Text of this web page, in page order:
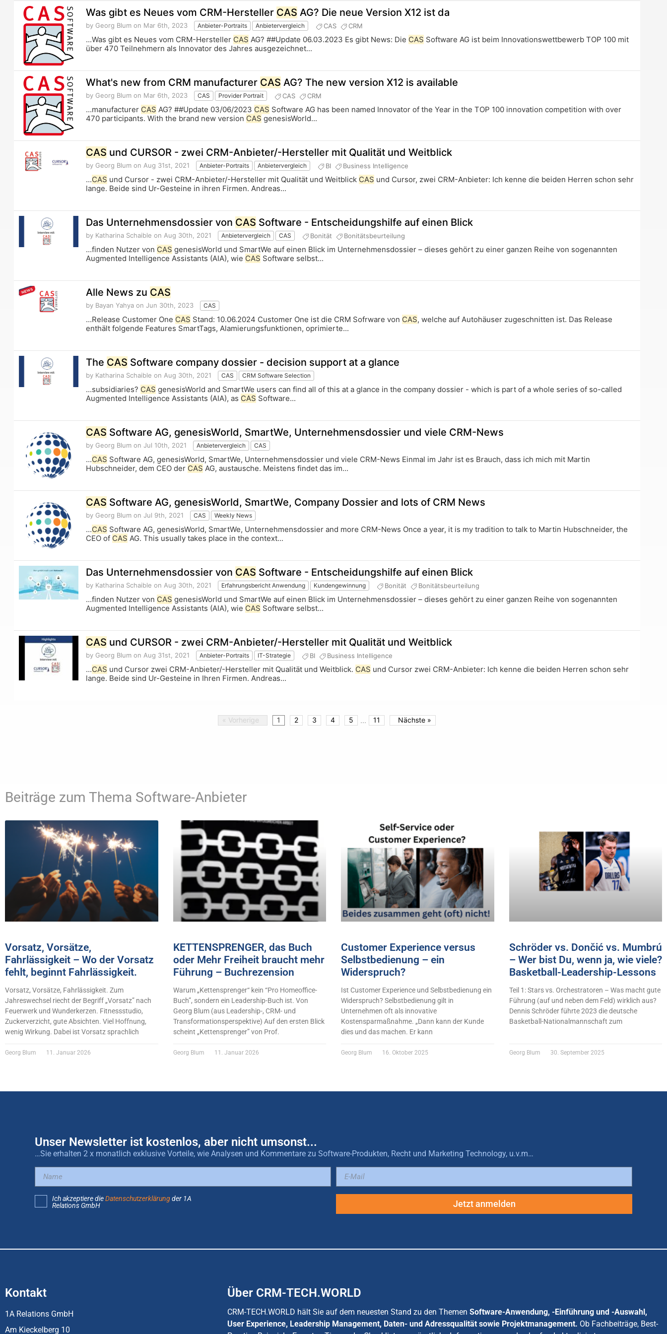
Was gibt es Neues vom CRM-Hersteller CAS AG? Die neue Version X12 ist da
by Georg Blum on Mar 6th, 2023 Anbieter-Portraits Anbietervergleich CAS CRM
...Was gibt es Neues vom CRM-Hersteller CAS AG? ##Update 06.03.2023 Es gibt News: Die CAS Software AG ist beim Innovationswettbewerb TOP 100 mit
über 470 Teilnehmern als Innovator des Jahres ausgezeichnet...
What's new from CRM manufacturer CAS AG? The new version X12 is available
by Georg Blum on Mar 6th, 2023 CAS Provider Portrait CAS CRM
...manufacturer CAS AG? ##Update 03/06/2023 CAS Software AG has been named Innovator of the Year in the TOP 100 innovation competition with over
470 participants. With the brand new version CAS genesisWorld...
CAS und CURSOR - zwei CRM-Anbieter/-Hersteller mit Qualität und Weitblick
by Georg Blum on Aug 31st, 2021 Anbieter-Portraits Anbietervergleich BI Business Intelligence
...CAS und Cursor - zwei CRM-Anbieter/-Hersteller mit Qualität und Weitblick CAS und Cursor, zwei CRM-Anbieter: Ich kenne die beiden Herren schon sehr
lange. Beide sind Ur-Gesteine in ihren Firmen. Andreas...
Das Unternehmensdossier von CAS Software - Entscheidungshilfe auf einen Blick
by Katharina Schaible on Aug 30th, 2021 Anbietervergleich CAS Bonität Bonitätsbeurteilung
...finden Nutzer von CAS genesisWorld und SmartWe auf einen Blick im Unternehmensdossier – dieses gehört zu einer ganzen Reihe von sogenannten
Augmented Intelligence Assistants (AIA), wie CAS Software selbst...
Alle News zu CAS
by Bayan Yahya on Jun 30th, 2023 CAS
...Release Customer One CAS Stand: 10.06.2024 Customer One ist die CRM Sofrware von CAS, welche auf Autohäuser zugeschnitten ist. Das Release
enthält folgende Features SmartTags, Alamierungsfunktionen, oprimierte...
The CAS Software company dossier - decision support at a glance
by Katharina Schaible on Aug 30th, 2021 CAS CRM Software Selection
...subsidiaries? CAS genesisWorld and SmartWe users can find all of this at a glance in the company dossier - which is part of a whole series of so-called
Augmented Intelligence Assistants (AIA), as CAS Software...
CAS Software AG, genesisWorld, SmartWe, Unternehmensdossier und viele CRM-News
by Georg Blum on Jul 10th, 2021 Anbietervergleich CAS
...CAS Software AG, genesisWorld, SmartWe, Unternehmensdossier und viele CRM-News Einmal im Jahr ist es Brauch, dass ich mich mit Martin
Hubschneider, dem CEO der CAS AG, austausche. Meistens findet das im...
CAS Software AG, genesisWorld, SmartWe, Company Dossier and lots of CRM News
by Georg Blum on Jul 9th, 2021 CAS Weekly News
...CAS Software AG, genesisWorld, SmartWe, Unternehmensdossier and more CRM-News Once a year, it is my tradition to talk to Martin Hubschneider, the
CEO of CAS AG. This usually takes place in the context...
Das Unternehmensdossier von CAS Software - Entscheidungshilfe auf einen Blick
by Katharina Schaible on Aug 30th, 2021 Erfahrungsbericht Anwendung Kundengewinnung Bonität Bonitätsbeurteilung
...finden Nutzer von CAS genesisWorld und SmartWe auf einen Blick im Unternehmensdossier – dieses gehört zu einer ganzen Reihe von sogenannten
Augmented Intelligence Assistants (AIA), wie CAS Software selbst...
CAS und CURSOR - zwei CRM-Anbieter/-Hersteller mit Qualität und Weitblick
by Georg Blum on Aug 31st, 2021 Anbieter-Portraits IT-Strategie BI Business Intelligence
...CAS und Cursor zwei CRM-Anbieter/-Hersteller mit Qualität und Weitblick. CAS und Cursor zwei CRM-Anbieter: Ich kenne die beiden Herren schon sehr
lange. Beide sind Ur-Gesteine in Ihren Firmen. Andreas...
« Vorherige 1 2 3 4 5 ... 11 Nächste »
Beiträge zum Thema Software-Anbieter
Vorsatz, Vorsätze,
Fahrlässigkeit – Wo der Vorsatz
fehlt, beginnt Fahrlässigkeit.
Vorsatz, Vorsätze, Fahrlässigkeit. Zum
Jahreswechsel riecht der Begriff „Vorsatz” nach
Feuerwerk und Wunderkerzen. Fitnessstudio,
Zuckerverzicht, gute Absichten. Viel Hoffnung,
wenig Wirkung. Dabei ist Vorsatz sprachlich
Georg Blum 11. Januar 2026
KETTENSPRENGER, das Buch
oder Mehr Freiheit braucht mehr
Führung – Buchrezension
Warum „Kettensprenger“ kein “Pro Homeoffice-
Buch”, sondern ein Leadership-Buch ist. Von
Georg Blum (aus Leadership-, CRM- und
Transformationsperspektive) Auf den ersten Blick
scheint „Kettensprenger” von Prof.
Georg Blum 11. Januar 2026
Customer Experience versus
Selbstbedienung – ein
Widerspruch?
Ist Customer Experience und Selbstbedienung ein
Widerspruch? Selbstbedienung gilt in
Unternehmen oft als innovative
Kostensparmaßnahme. „Dann kann der Kunde
dies und das machen. Er kann
Georg Blum 16. Oktober 2025
Schröder vs. Dončić vs. Mumbrú
– Wer bist Du, wenn ja, wie viele?
Basketball-Leadership-Lessons
Teil 1: Stars vs. Orchestratoren – Was macht gute
Führung (auf und neben dem Feld) wirklich aus?
Dennis Schröder führte 2023 die deutsche
Basketball-Nationalmannschaft zum
Georg Blum 30. September 2025
Unser Newsletter ist kostenlos, aber nicht umsonst...
…Sie erhalten 2 x monatlich exklusive Vorteile, wie Analysen und Kommentare zu Software-Produkten, Recht und Marketing Technology, u.v.m…
Ich akzeptiere dieDatenschutzerklärungder 1A
Relations GmbH
Jetzt anmelden
Kontakt
1A Relations GmbH
Am Kieckelberg 10
Über CRM-TECH.WORLD
CRM-TECH.WORLD hält Sie auf dem neuesten Stand zu den Themen Software-Anwendung, -Einführung und -Auswahl,
User Experience, Leadership Management, Daten- und Adressqualität sowie Projektmanagement. Ob Fachbeiträge, Best-